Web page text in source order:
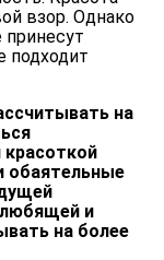
взор. Однако
принесут
подходит
на
обаятельные
и
на более